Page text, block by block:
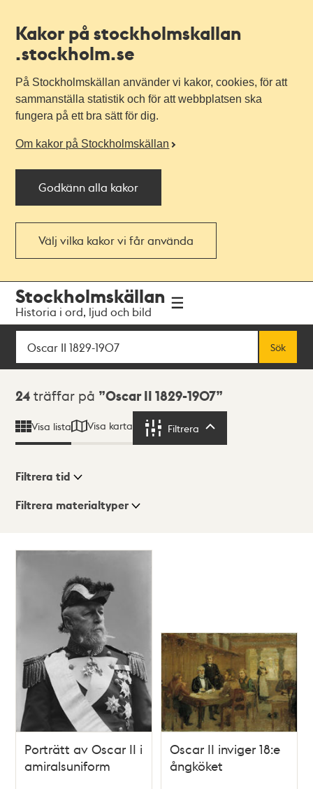
Kakor på stockholmskallan
.stockholm.se
På Stockholmskällan använder vi kakor, cookies, för att
sammanställa statistik och för att webbplatsen ska
fungera på ett bra sätt för dig.
Om kakor på Stockholmskällan
Godkänn alla kakor
Välj vilka kakor vi får använda
navigationen
huvudinnehållet
Stockholmskällan
Historia i ord, ljud och bild
Sök
Sök
Sökresultat
24 träffar på Oscar II 1829-1907
Visa lista Visa karta Filtrera
Visningsläge
Filtrera tid
Filtrera materialtyper
Porträtt av Oscar II i
amiralsuniform
Oscar II inviger 18:e
ångköket